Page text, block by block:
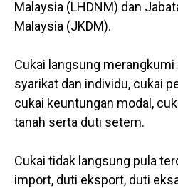
Malaysia (LHDNM) dan
Malaysia (JKDM).
Cukai langsung
syarikat dan individu, cukai
cukai keuntungan modal,
tanah serta duti setem.
Cukai tidak langsung pula
import, duti eksport, duti